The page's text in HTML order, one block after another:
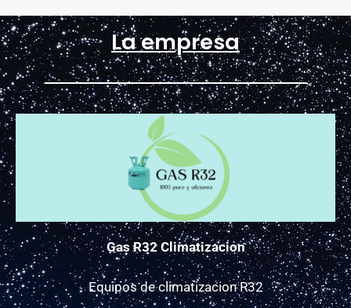
La empresa
Gas R32 Climatizacion
Equipos de climatizacion R32